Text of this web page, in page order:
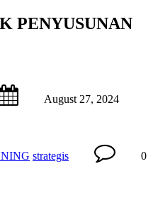
PENYUSUNAN
August 27, 2024
strategis 0